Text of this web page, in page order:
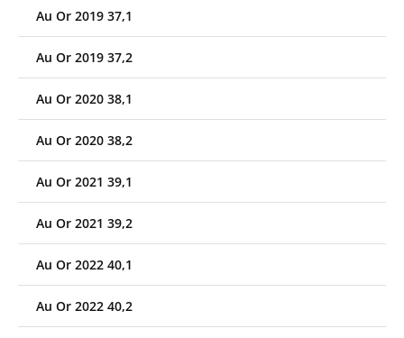
Au Or 2019 37,1
Au Or 2019 37,2
Au Or 2020 38,1
Au Or 2020 38,2
Au Or 2021 39,1
Au Or 2021 39,2
Au Or 2022 40,1
Au Or 2022 40,2